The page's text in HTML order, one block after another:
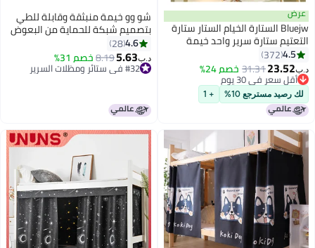
Bluejw الستارة الخيام الستار ستارة
ستارة سرير واحد خيمة
طالب التظليل القماش السرير
ناموسية الطالب النوم
الخصوصية
372
23.52
31.31خصم 24%
سعر في 30 يوم
سعر في 30 يوم
مسترجع 10% + 1
شو وو خيمة منبثقة وقابلة للطي
بتصميم شبكة للحماية من البعوض
بوليستر أبيض/أزرق
180x200x150سم
4.6
28
5.63
8.19خصم 31%
#32 في ستائر ومظلات السرير
#32 في ستائر ومظلات السرير